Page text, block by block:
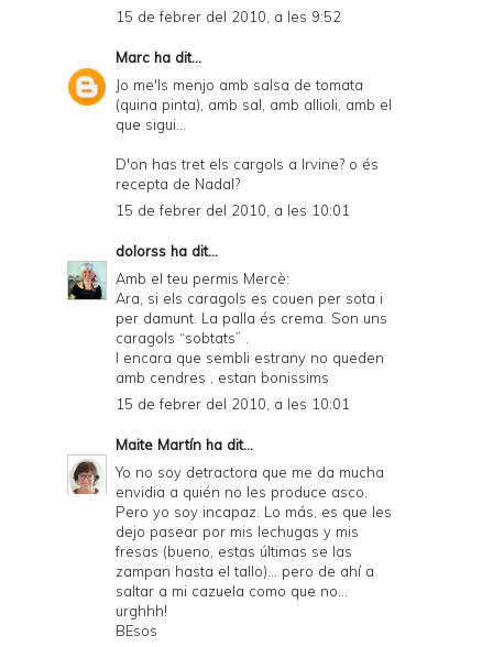
15 de febrer del 2010, a les 9:52
Marc ha dit...
Jo me'ls menjo amb salsa de tomata
(quina pinta), amb sal, amb allioli, amb el
que sigui...
D'on has tret els cargols a Irvine? o és
recepta de Nadal?
15 de febrer del 2010, a les 10:01
dolorss ha dit...
Amb el teu permis Mercè:
Ara, si els caragols es couen per sota i
per damunt. La palla és crema. Son uns
caragols “sobtats” .
I encara que sembli estrany no queden
amb cendres , estan bonissims
15 de febrer del 2010, a les 10:01
Maite Martín ha dit...
Yo no soy detractora que me da mucha
envidia a quién no les produce asco.
Pero yo soy incapaz. Lo más, es que les
dejo pasear por mis lechugas y mis
fresas (bueno, estas últimas se las
zampan hasta el tallo)... pero de ahí a
saltar a mi cazuela como que no...
urghhh!
BEsos